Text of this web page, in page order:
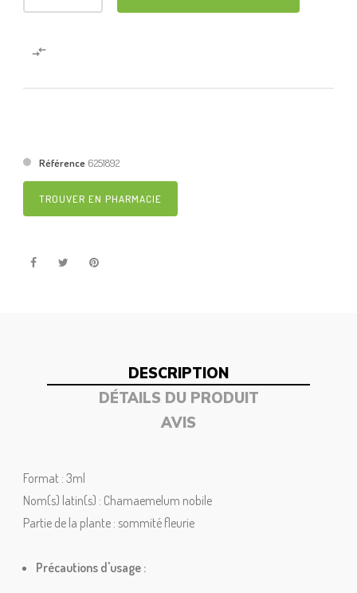

Référence 6251892
TROUVER EN PHARMACIE
DESCRIPTION
DÉTAILS DU PRODUIT
AVIS
Format : 3ml
Nom(s) latin(s) : Chamaemelum nobile
Partie de la plante : sommité fleurie
Précautions d'usage :